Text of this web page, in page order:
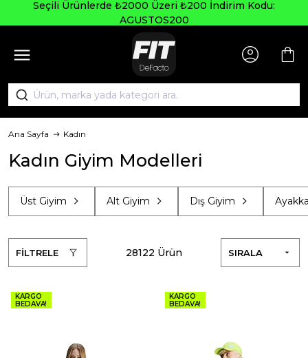
Seçili Ürünlerde ₺2000 Üzeri ₺200 İndirim Kodu:
AGUSTOS200
Ana Sayfa Kadın
Kadın Giyim Modelleri
Üst Giyim Alt Giyim Dış Giyim
FİLTRELE SIRALA
28122 Ürün
KARGO
BEDAVA!
KARGO
BEDAVA!